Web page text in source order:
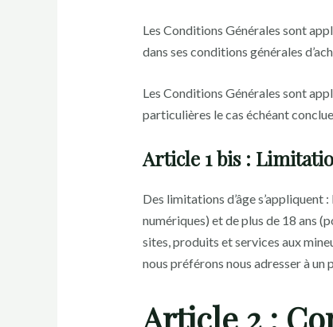
Les Conditions Générales sont
dans ses conditions générales
Les Conditions Générales sont
particulières le cas échéant
Article 1 bis :
Des limitations d’âge s’appliquent
numériques) et de plus de 18 ans
sites, produits et services aux
nous préférons nous adresser à
Article 2 :